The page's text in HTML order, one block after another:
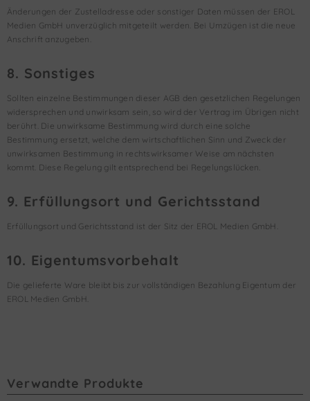
Änderungen der Zustelladresse oder sonstiger Daten müssen der EROL
Medien GmbH unverzüglich mitgeteilt werden. Bei Umzügen ist die neue
Anschrift anzugeben.
8. Sonstiges
Sollten einzelne Bestimmungen dieser AGB den gesetzlichen Regelungen
widersprechen und unwirksam sein, so wird der Vertrag im Übrigen nicht
berührt. Die unwirksame Bestimmung wird durch eine solche
Bestimmung ersetzt, welche dem wirtschaftlichen Sinn und Zweck der
unwirksamen Bestimmung in rechtswirksamer Weise am nächsten
kommt. Diese Regelung gilt entsprechend bei Regelungslücken.
9. Erfüllungsort und Gerichtsstand
Erfüllungsort und Gerichtsstand ist der Sitz der EROL Medien GmbH.
10. Eigentumsvorbehalt
Die gelieferte Ware bleibt bis zur vollständigen Bezahlung Eigentum der
EROL Medien GmbH.
Verwandte Produkte